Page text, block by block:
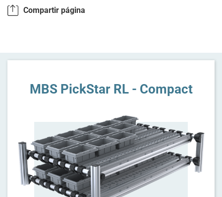
Compartir página
MBS PickStar RL - Compact